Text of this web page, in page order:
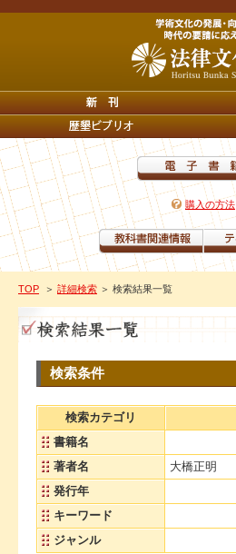
購入の方法
TOP ＞ 詳細検索 ＞ 検索結果一覧
検索条件
検索カテゴリ
書籍名
著者名
大橋正明
発行年
キーワード
ジャンル